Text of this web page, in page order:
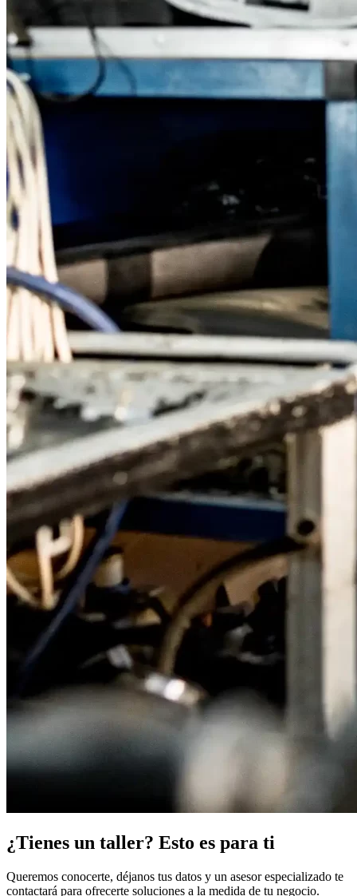
¿Tienes un taller? Esto es para ti
Queremos conocerte, déjanos tus datos y un asesor especializado te
contactará para ofrecerte soluciones a la medida de tu negocio.